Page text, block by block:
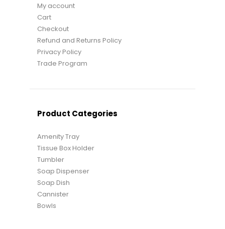
My account
Cart
Checkout
Refund and Returns Policy
Privacy Policy
Trade Program
Product Categories
Amenity Tray
Tissue Box Holder
Tumbler
Soap Dispenser
Soap Dish
Cannister
Bowls